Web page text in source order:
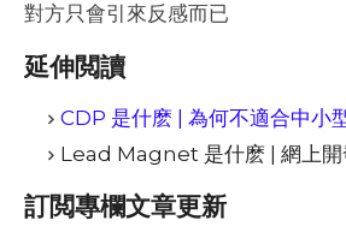
對方只會引來反感而已
延伸閲讀
CDP 是什麽 | 為何不適合中小
Lead Magnet 是什麽 | 網上開
訂閲專欄文章更新